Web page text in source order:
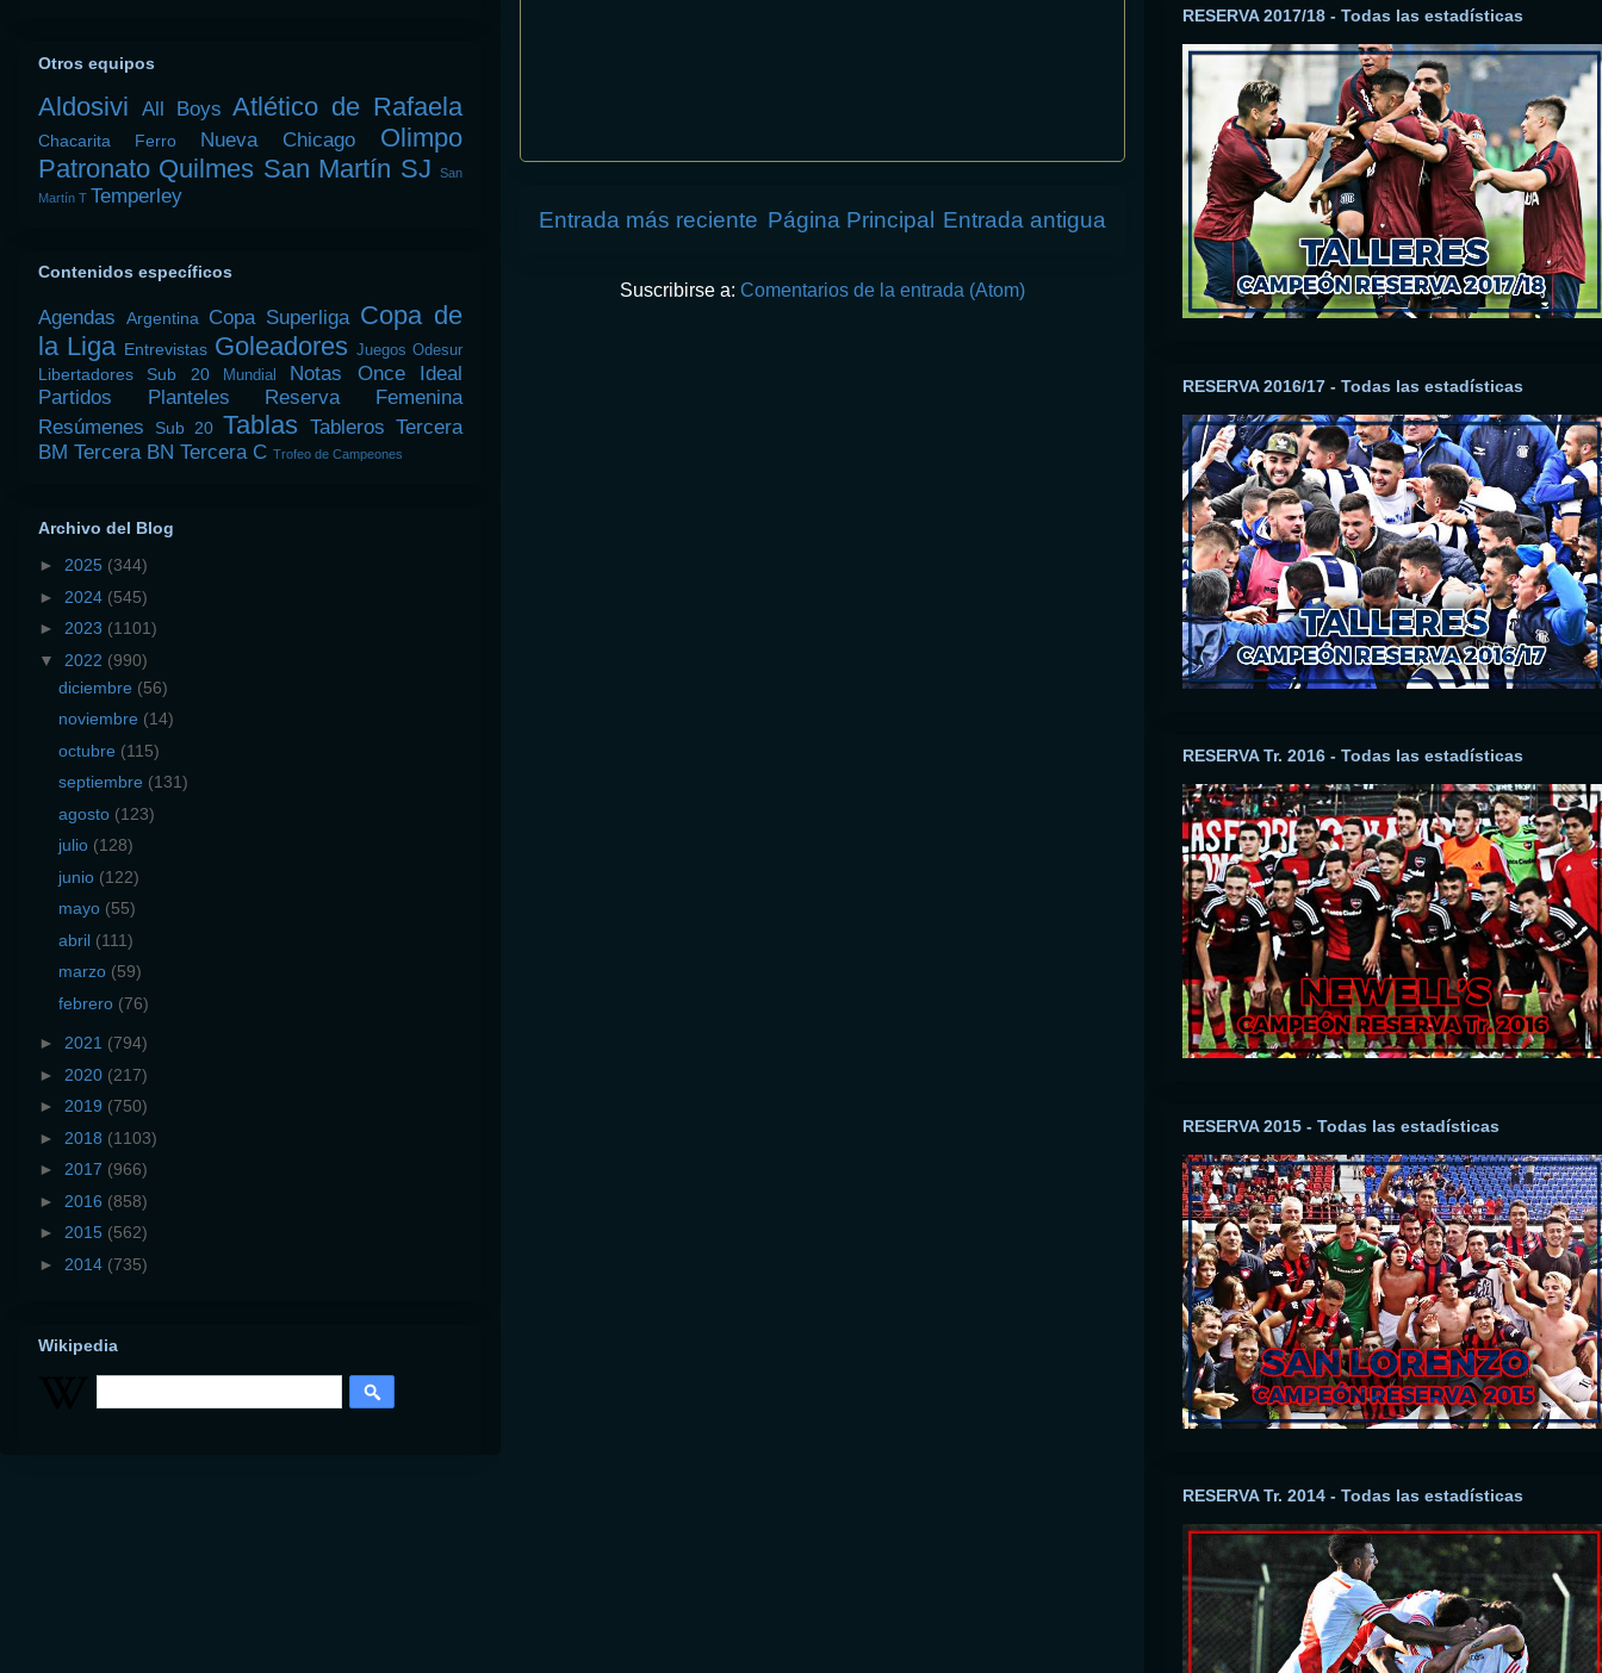
Entrada más reciente Entrada antigua
Página Principal
Suscribirse a: Comentarios de la entrada (Atom)
Otros equipos
Aldosivi All Boys Atlético de Rafaela
Chacarita Ferro Nueva Chicago
Olimpo
Patronato Quilmes San Martín SJ
San
Martín T Temperley
Contenidos específicos
Agendas Argentina Copa Superliga Copa de
la Liga Entrevistas Goleadores Juegos Odesur
Libertadores Sub 20 Mundial Notas
Once Ideal
Partidos
Planteles
Reserva Femenina
Resúmenes
Sub 20 Tablas Tableros Tercera
BM Tercera BN Tercera C Trofeo de Campeones
Archivo del Blog
► 2025 (344)
► 2024 (545)
► 2023 (1101)
▼ 2022 (990)
diciembre (56)
noviembre (14)
octubre (115)
septiembre (131)
agosto (123)
julio (128)
junio (122)
mayo (55)
abril (111)
marzo (59)
febrero (76)
► 2021 (794)
► 2020 (217)
► 2019 (750)
► 2018 (1103)
► 2017 (966)
► 2016 (858)
► 2015 (562)
► 2014 (735)
Wikipedia
RESERVA 2017/18 - Todas las estadísticas
RESERVA 2016/17 - Todas las estadísticas
RESERVA Tr. 2016 - Todas las estadísticas
RESERVA 2015 - Todas las estadísticas
RESERVA Tr. 2014 - Todas las estadísticas